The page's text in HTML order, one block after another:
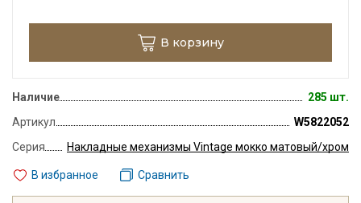
В корзину
Наличие
285 шт.
Артикул
W5822052
Серия
Накладные механизмы Vintage мокко матовый/хром
В избранное Сравнить